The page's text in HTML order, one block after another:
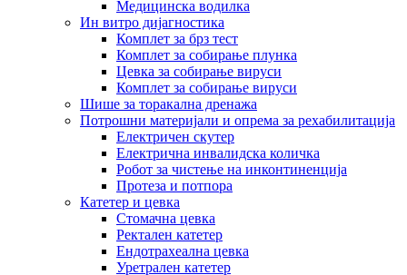
Медицинска водилка
Ин витро дијагностика
Комплет за брз тест
Комплет за собирање плунка
Цевка за собирање вируси
Комплет за собирање вируси
Шише за торакална дренажа
Потрошни материјали и опрема за рехабилитација
Електричен скутер
Електрична инвалидска количка
Робот за чистење на инконтиненција
Протеза и потпора
Катетер и цевка
Стомачна цевка
Ректален катетер
Ендотрахеална цевка
Уретрален катетер